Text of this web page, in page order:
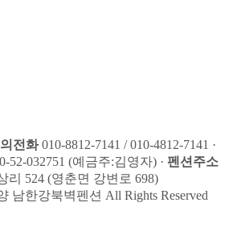
전화010-8812-7141 / 010-4812-7141 ·
52-032751 (예금주:김영자) · 펜션주소
리 524 (영춘면 강변로 698)
남한강북벽펜션 All Rights Reserved